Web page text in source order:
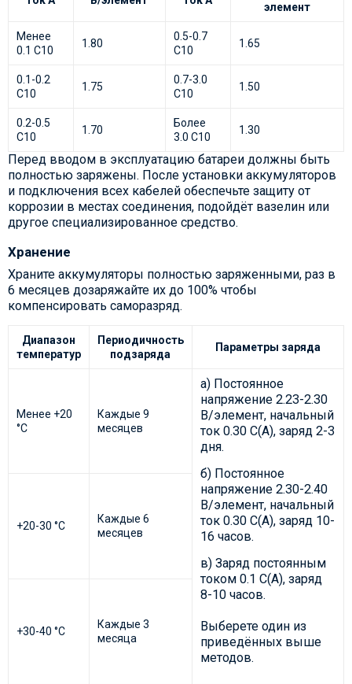
элемент
Менее
0.1 C10
1.80
0.5-0.7
C10
1.65
0.1-0.2
C10
1.75
0.7-3.0
C10
1.50
0.2-0.5
C10
1.70
Более
3.0 C10
1.30
Перед вводом в эксплуатацию батареи должны быть
полностью заряжены. После установки аккумуляторов
и подключения всех кабелей обеспечьте защиту от
коррозии в местах соединения, подойдёт вазелин или
другое специализированное средство.
Хранение
Храните аккумуляторы полностью заряженными, раз в
6 месяцев дозаряжайте их до 100% чтобы
компенсировать саморазряд.
Диапазон
температур
Периодичность
подзаряда
Параметры заряда
Менее +20
°С
Каждые 9
месяцев
а) Постоянное
напряжение 2.23-2.30
В/элемент, начальный
ток 0.30 C(А), заряд 2-3
дня.
б) Постоянное
напряжение 2.30-2.40
В/элемент, начальный
ток 0.30 C(А), заряд 10-
16 часов.
в) Заряд постоянным
током 0.1 C(А), заряд
8-10 часов.
Выберете один из
приведённых выше
методов.
+20-30 °С
Каждые 6
месяцев
+30-40 °С
Каждые 3
месяца